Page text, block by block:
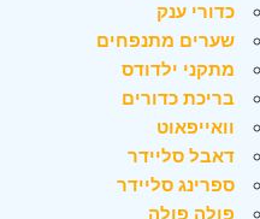
כדורי ענק
שערים מתנפחים
מתקני ילדודס
בריכת כדורים
וואייפאוט
דאבל סליידר
ספרינג סליידר
פולה פולה